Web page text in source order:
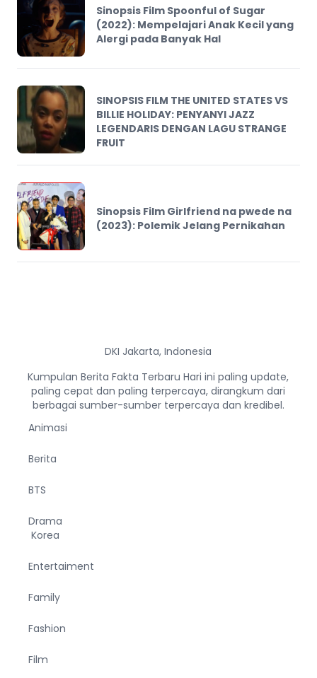
Sinopsis Film Spoonful of Sugar
(2022): Mempelajari Anak Kecil yang
Alergi pada Banyak Hal
SINOPSIS FILM THE UNITED STATES VS
BILLIE HOLIDAY: PENYANYI JAZZ
LEGENDARIS DENGAN LAGU STRANGE
FRUIT
Sinopsis Film Girlfriend na pwede na
(2023): Polemik Jelang Pernikahan
DKI Jakarta, Indonesia
Kumpulan Berita Fakta Terbaru Hari ini paling update,
paling cepat dan paling terpercaya, dirangkum dari
berbagai sumber-sumber terpercaya dan kredibel.
Animasi
Berita
BTS
Drama
Korea
Entertaiment
Family
Fashion
Film